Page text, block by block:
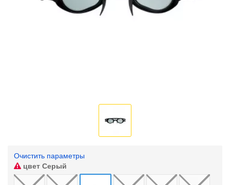
Очистить параметры
цвет Серый